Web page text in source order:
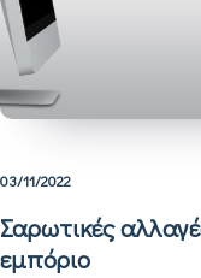
03/11/2022
Σαρωτικές
εμπόριο